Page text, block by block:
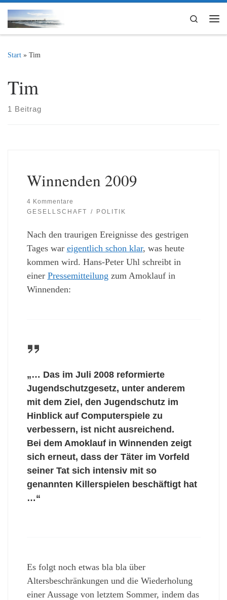
Zum Inhalt springen
Search
Start » Tim
Tim
1 Beitrag
Winnenden 2009
4 Kommentare
GESELLSCHAFT
POLITIK
Nach den traurigen Ereignisse des gestrigen
Tages war eigentlich schon klar, was heute
kommen wird. Hans-Peter Uhl schreibt in
einer Pressemitteilung zum Amoklauf in
Winnenden:
„… Das im Juli 2008 reformierte
Jugendschutzgesetz, unter anderem
mit dem Ziel, den Jugendschutz im
Hinblick auf Computerspiele zu
verbessern, ist nicht ausreichend.
Bei dem Amoklauf in Winnenden zeigt
sich erneut, dass der Täter im Vorfeld
seiner Tat sich intensiv mit so
genannten Killerspielen beschäftigt hat
…“
Es folgt noch etwas bla bla über
Altersbeschränkungen und die Wiederholung
einer Aussage von letztem Sommer, indem das